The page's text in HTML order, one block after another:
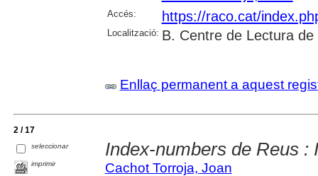
Accés: https://raco.cat/
Localització: B. Centre de Lectura de
Enllaç permanent a aquest
2 / 17
seleccionar
imprimir
Index-numbers de Reus :
Cachot Torroja, Joan